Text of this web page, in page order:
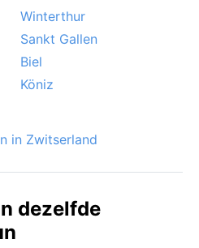
Winterthur
Sankt Gallen
Biel
Köniz
in Zwitserland
dezelfde